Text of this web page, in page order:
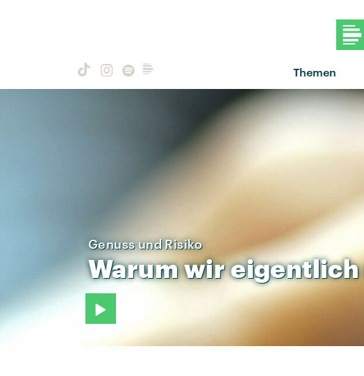
Themen
Genuss und Risiko
Warumwireigentlich